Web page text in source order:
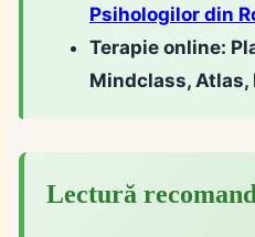
Psihologilor din
Terapie online:
Mindclass, Atlas,
Lectură